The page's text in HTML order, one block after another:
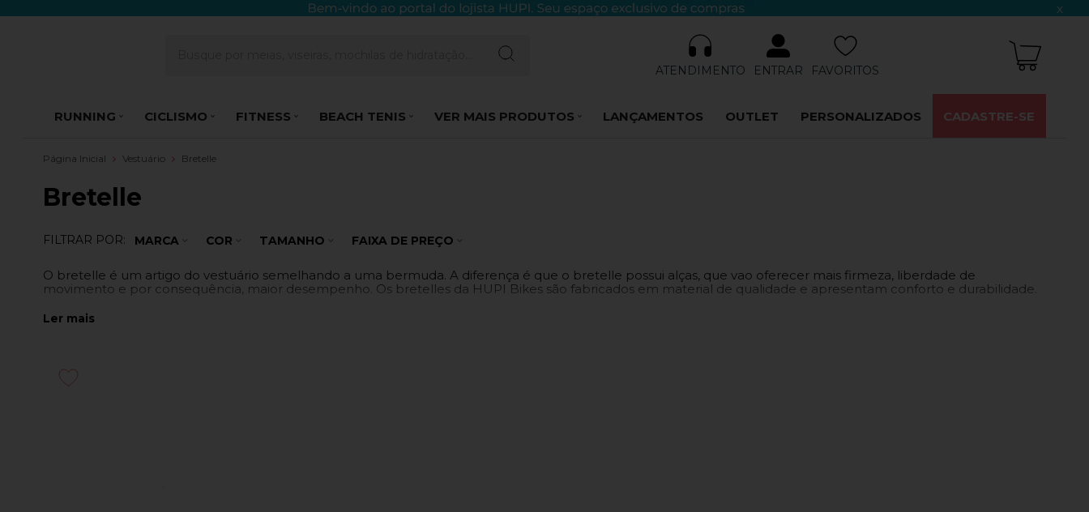
x
ATENDIMENTO ENTRAR FAVORITOS
RUNNING CICLISMO FITNESS BEACH TENIS VER MAIS PRODUTOS LANÇAMENTOS OUTLET PERSONALIZADOS CADASTRE-SE
Página Inicial Vestuário Bretelle
Bretelle
FILTRAR POR: MARCA COR TAMANHO FAIXA DE PREÇO
O bretelle é um artigo do vestuário semelhando a uma bermuda. A diferença é que o bretelle possui alças, que vao oferecer mais firmeza, liberdade de
movimento e por consequência, maior desempenho. Os bretelles da HUPI Bikes são fabricados em material de qualidade e apresentam conforto e durabilidade.
Ler mais